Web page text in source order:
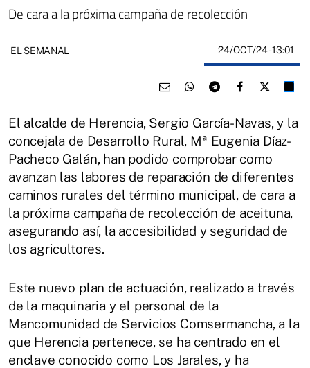
De cara a la próxima campaña de recolección
EL SEMANAL 24/OCT/24- 13:01
El alcalde de Herencia, Sergio García-Navas, y la
concejala de Desarrollo Rural, Mª Eugenia Díaz-
Pacheco Galán, han podido comprobar como
avanzan las labores de reparación de diferentes
caminos rurales del término municipal, de cara a
la próxima campaña de recolección de aceituna,
asegurando así, la accesibilidad y seguridad de
los agricultores.
Este nuevo plan de actuación, realizado a través
de la maquinaria y el personal de la
Mancomunidad de Servicios Comsermancha, a la
que Herencia pertenece, se ha centrado en el
enclave conocido como Los Jarales, y ha